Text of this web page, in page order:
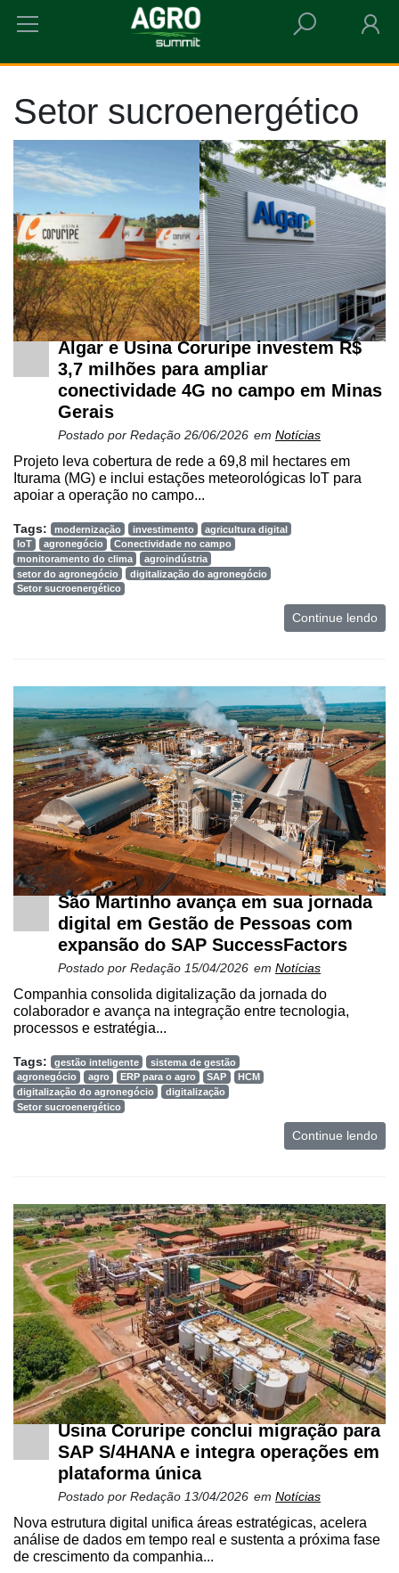
HOME SETOR SUCROENERGÉTICO
Setor sucroenergético
Algar e Usina Coruripe investem R$
3,7 milhões para ampliar
conectividade 4G no campo em Minas
Gerais
Postado por Redação 26/06/2026 em Notícias
Projeto leva cobertura de rede a 69,8 mil hectares em
Iturama (MG) e inclui estações meteorológicas IoT para
apoiar a operação no campo...
Tags: modernização investimento
agricultura digital
IoT
agronegócio
Conectividade no campo
monitoramento do clima
agroindústria
setor do agronegócio
digitalização do agronegócio
Setor sucroenergético
Continue lendo
São Martinho avança em sua jornada
digital em Gestão de Pessoas com
expansão do SAP SuccessFactors
Postado por Redação 15/04/2026 em Notícias
Companhia consolida digitalização da jornada do
colaborador e avança na integração entre tecnologia,
processos e estratégia...
Tags: gestão inteligente
sistema de gestão
agronegócio
agro ERP para o agro SAP
HCM
digitalização do agronegócio
digitalização
Setor sucroenergético
Continue lendo
Usina Coruripe conclui migração para
SAP S/4HANA e integra operações em
plataforma única
Postado por Redação 13/04/2026 em Notícias
Nova estrutura digital unifica áreas estratégicas, acelera
análise de dados em tempo real e sustenta a próxima fase
de crescimento da companhia...